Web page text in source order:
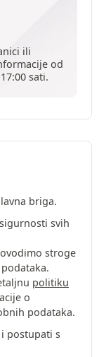
ili
od
sati.
briga.
svih
stroge
politiku
o
podataka.
postupati s